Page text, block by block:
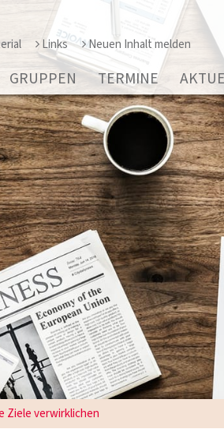
Links Neuen Inhalt melden
GRUPPEN TERMINE
Ziele verwirklichen